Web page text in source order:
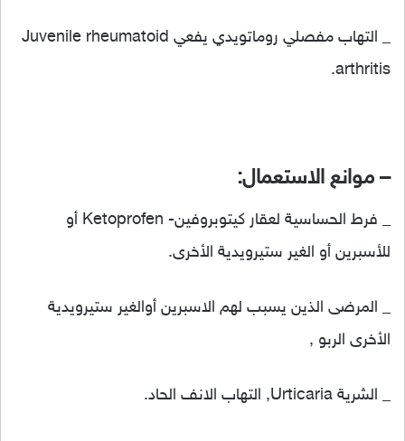
_ التهاب مفصلي روماتويدي يفعي Juvenile rheumatoid
arthritis.
– موانع الاستعمال:
_ فرط الحساسية لعقار كيتوبروفين- Ketoprofen أو
للأسبرين أو الغير ستيرويدية الأخرى.
_ المرضى الذين يسبب لهم الاسبرين أوالغير ستيرويدية
الأخرى الربو ,
_ الشرية Urticaria, التهاب الانف الحاد.